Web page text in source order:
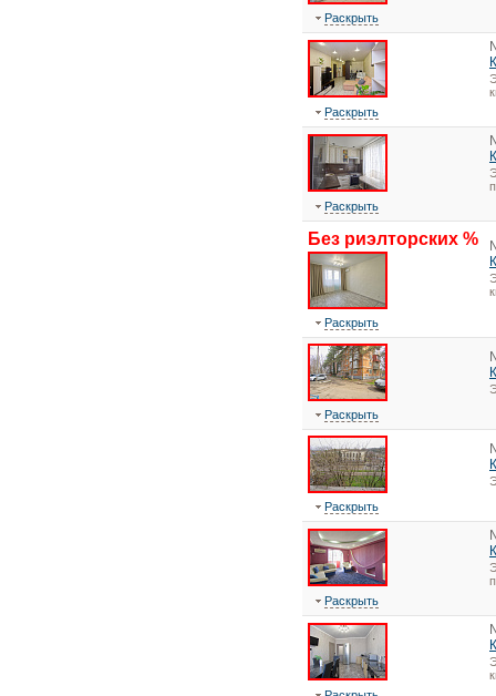
Раскрыть
Раскрыть
Раскрыть
Без риэлторских %
Раскрыть
Раскрыть
Раскрыть
Раскрыть